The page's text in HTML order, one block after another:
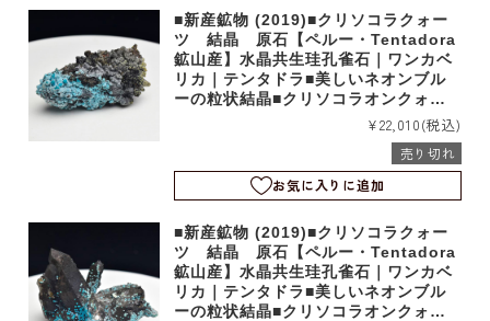
■新産鉱物 (2019)■クリソコラクォー
ツ 結晶 原石【ペルー・Tentadora
鉱山産】水晶共生珪孔雀石｜ワンカベ
リカ｜テンタドラ■美しいネオンブル
ーの粒状結晶■クリソコラオンクォー
¥22,010(税込)
売り切れ
お気に入りに追加
■新産鉱物 (2019)■クリソコラクォー
ツ 結晶 原石【ペルー・Tentadora
鉱山産】水晶共生珪孔雀石｜ワンカベ
リカ｜テンタドラ■美しいネオンブル
ーの粒状結晶■クリソコラオンクォー